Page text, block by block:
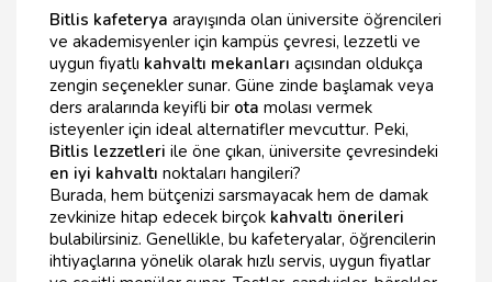
Bitlis kafeterya arayışında olan üniversite öğrencileri
ve akademisyenler için kampüs çevresi, lezzetli ve
uygun fiyatlı kahvaltı mekanları açısından oldukça
zengin seçenekler sunar. Güne zinde başlamak veya
ders aralarında keyifli bir ota molası vermek
isteyenler için ideal alternatifler mevcuttur. Peki,
Bitlis lezzetleri ile öne çıkan, üniversite çevresindeki
en iyi kahvaltı noktaları hangileri?
Burada, hem bütçenizi sarsmayacak hem de damak
zevkinize hitap edecek birçok kahvaltı önerileri
bulabilirsiniz. Genellikle, bu kafeteryalar, öğrencilerin
ihtiyaçlarına yönelik olarak hızlı servis, uygun fiyatlar